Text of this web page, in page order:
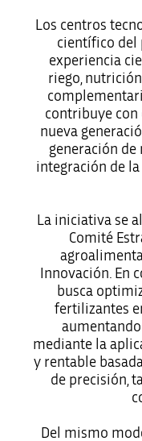
Los centros
científico del
experiencia
riego,
contribuye con
nueva
generación
integración de
La iniciativa se
Comité
Innovación. En
busca
fertilizantes
mediante la
y rentable
de precisión,
Del mismo